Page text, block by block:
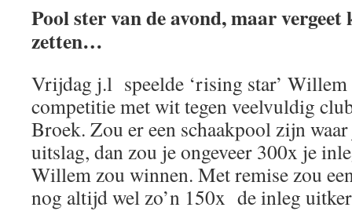
Pool ster van de avond, maar
zetten…
Vrijdag j.l speelde ‘rising star’
competitie met wit tegen veelvuldig
Broek. Zou er een schaakpool zijn
uitslag, dan zou je ongeveer 300x je
Willem zou winnen. Met remise zou
nog altijd wel zo’n 150x de inleg